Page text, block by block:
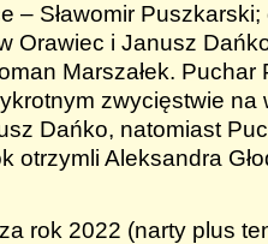
– Sławomir
Orawiec i Janusz
Marszałek. Puchar
zwycięstwie na
Dańko, natomiast
otrzymli Aleksandra
rok 2022 (narty plus